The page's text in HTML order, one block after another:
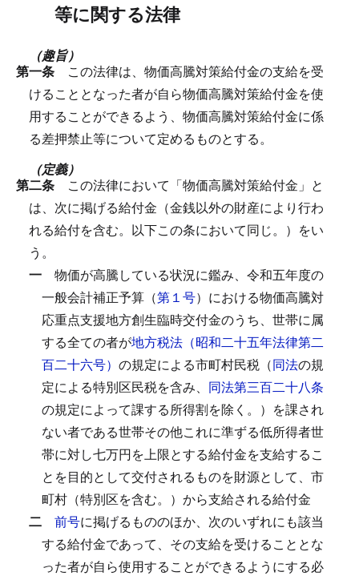
等に関する法律
（趣旨）
第一条 この法律は、物価高騰対策給付金の支給を受
けることとなった者が自ら物価高騰対策給付金を使
用することができるよう、物価高騰対策給付金に係
る差押禁止等について定めるものとする。
（定義）
第二条 この法律において「物価高騰対策給付金」と
は、次に掲げる給付金（金銭以外の財産により行わ
れる給付を含む。以下この条において同じ。）をい
う。
一 物価が高騰している状況に鑑み、令和五年度の
一般会計補正予算（第１号）における物価高騰対
応重点支援地方創生臨時交付金のうち、世帯に属
する全ての者が地方税法（昭和二十五年法律第二
百二十六号） の規定による市町村民税（同法の規
定による特別区民税を含み、 同法第三百二十八条
の規定によって課する所得割を除く。）を課され
ない者である世帯その他これに準ずる低所得者世
帯に対し七万円を上限とする給付金を支給するこ
とを目的として交付されるものを財源として、市
町村（特別区を含む。）から支給される給付金
二 前号に掲げるもののほか、次のいずれにも該当
する給付金であって、その支給を受けることとな
った者が自ら使用することができるようにする必